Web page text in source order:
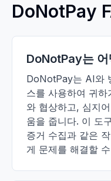
DoNotPay
DoNotPay는
DoNotPay는 AI와
스를 사용하여 귀
와 협상하고, 심지
움을 줍니다. 이 도
증거 수집과 같은
게 문제를 해결할